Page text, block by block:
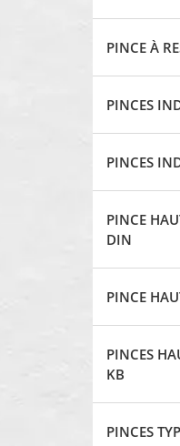
PINCE À
PINCES
PINCES
PINCE
DIN
PINCE
PINCES
KB
PINCES